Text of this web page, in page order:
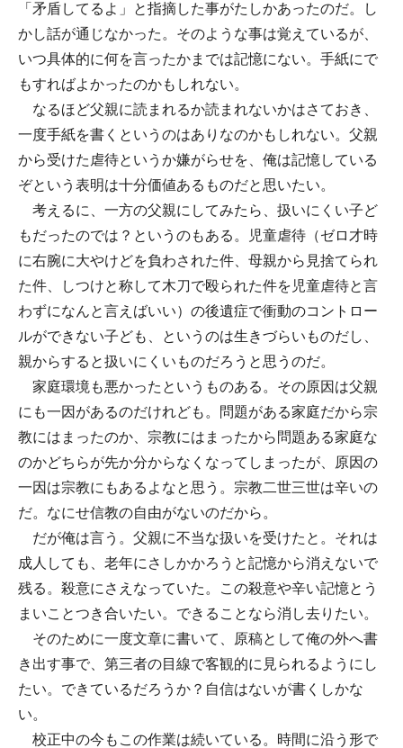
「矛盾してるよ」と指摘した事がたしかあったのだ。し
かし話が通じなかった。そのような事は覚えているが、
いつ具体的に何を言ったかまでは記憶にない。手紙にで
もすればよかったのかもしれない。
なるほど父親に読まれるか読まれないかはさておき、
一度手紙を書くというのはありなのかもしれない。父親
から受けた虐待というか嫌がらせを、俺は記憶している
ぞという表明は十分価値あるものだと思いたい。
考えるに、一方の父親にしてみたら、扱いにくい子ど
もだったのでは？というのもある。児童虐待（ゼロ才時
に右腕に大やけどを負わされた件、母親から見捨てられ
た件、しつけと称して木刀で殴られた件を児童虐待と言
わずになんと言えばいい）の後遺症で衝動のコントロー
ルができない子ども、というのは生きづらいものだし、
親からすると扱いにくいものだろうと思うのだ。
家庭環境も悪かったというものある。その原因は父親
にも一因があるのだけれども。問題がある家庭だから宗
教にはまったのか、宗教にはまったから問題ある家庭な
のかどちらが先か分からなくなってしまったが、原因の
一因は宗教にもあるよなと思う。宗教二世三世は辛いの
だ。なにせ信教の自由がないのだから。
だが俺は言う。父親に不当な扱いを受けたと。それは
成人しても、老年にさしかかろうと記憶から消えないで
残る。殺意にさえなっていた。この殺意や辛い記憶とう
まいことつき合いたい。できることなら消し去りたい。
そのために一度文章に書いて、原稿として俺の外へ書
き出す事で、第三者の目線で客観的に見られるようにし
たい。できているだろうか？自信はないが書くしかな
い。
校正中の今もこの作業は続いている。時間に沿う形で